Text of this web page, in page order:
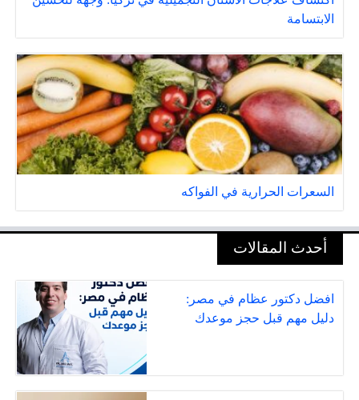
الابتسامة
السعرات الحرارية في الفواكه
أحدث المقالات
افضل دكتور عظام في مصر:
دليل مهم قبل حجز موعدك